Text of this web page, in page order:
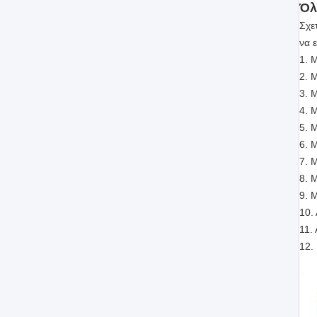
να
1.
2.
3.
4.
5.
6.
7.
8.
9.
10.
11.
12.